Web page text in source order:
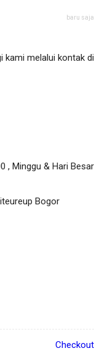
baru saja
kami melalui kontak di
, Minggu & Hari Besar
Bogor
Checkout